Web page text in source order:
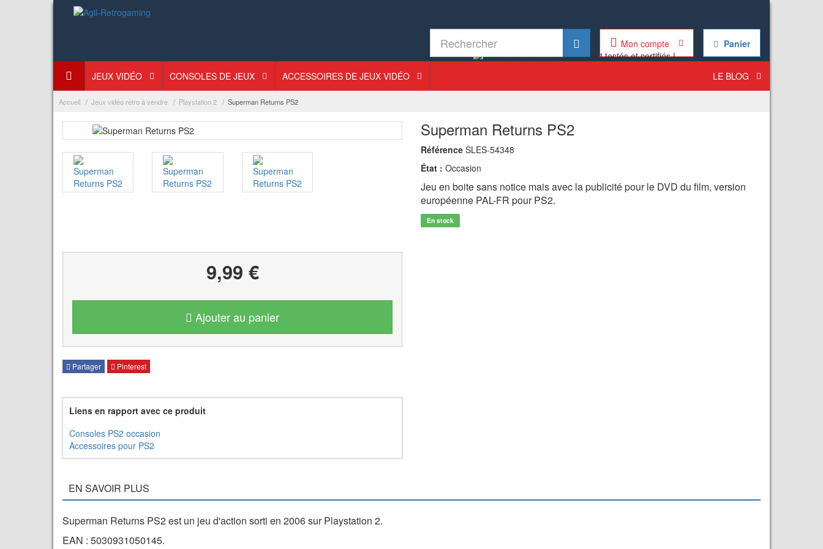
Panier
Mon compte
JEUX VIDÉO CONSOLES DE JEUX ACCESSOIRES DE JEUX VIDÉO LE BLOG
Accueil Jeux vidéo rétro à vendre Playstation 2 Superman Returns PS2
Superman Returns PS2
Référence SLES-54348
État : Occasion
Jeu en boite sans notice mais avec la publicité pour le DVD du film, version
européenne PAL-FR pour PS2.
En stock
9,99 €
Ajouter au panier
Partager Pinterest
Liens en rapport avec ce produit
Consoles PS2 occasion
Accessoires pour PS2
EN SAVOIR PLUS
Superman Returns PS2 est un jeu d'action sorti en 2006 sur Playstation 2.
EAN : 5030931050145.